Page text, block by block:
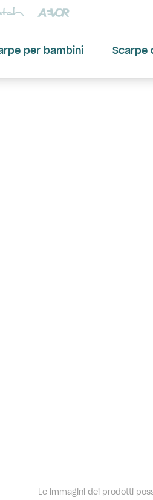
per bambini Scarpe
Le immagini dei prodotti